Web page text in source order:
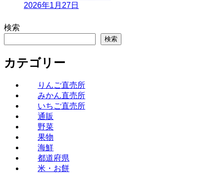
2026年1月27日
検索
検索
カテゴリー
りんご直売所
みかん直売所
いちご直売所
通販
野菜
果物
海鮮
都道府県
米・お餅